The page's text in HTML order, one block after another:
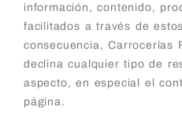
información, contenido,
facilitados a través de
consecuencia, Carrocerías
declina cualquier tipo de
aspecto, en especial el
página.